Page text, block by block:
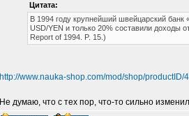
Цитата:
В 1994 году крупнейший швейцарский
USD/YEN и только 20% составили доходы
Report of 1994. P. 15.)
http://www.nauka-shop.com/mod/shop/productID/
Не думаю, что с тех пор, что-то сильно